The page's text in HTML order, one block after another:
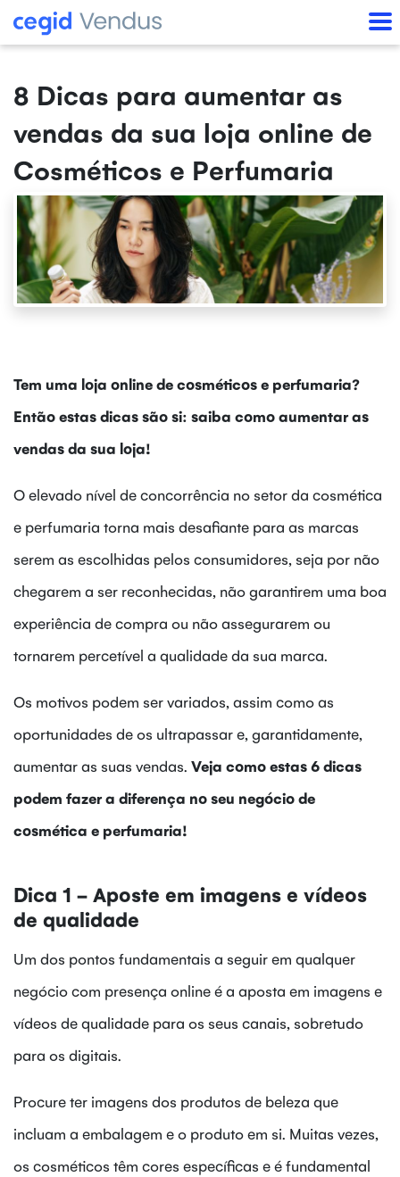
8 Dicas para aumentar as
vendas da sua loja online de
Cosméticos e Perfumaria
Tem uma loja online de cosméticos e perfumaria?
Então estas dicas são si: saiba como aumentar as
vendas da sua loja!
O elevado nível de concorrência no setor da cosmética
e perfumaria torna mais desafiante para as marcas
serem as escolhidas pelos consumidores, seja por não
chegarem a ser reconhecidas, não garantirem uma boa
experiência de compra ou não assegurarem ou
tornarem percetível a qualidade da sua marca.
Os motivos podem ser variados, assim como as
oportunidades de os ultrapassar e, garantidamente,
aumentar as suas vendas. Veja como estas 6 dicas
podem fazer a diferença no seu negócio de
cosmética e perfumaria!
Dica 1 - Aposte em imagens e vídeos
de qualidade
Um dos pontos fundamentais a seguir em qualquer
negócio com presença online é a aposta em imagens e
vídeos de qualidade para os seus canais, sobretudo
para os digitais.
Procure ter imagens dos produtos de beleza que
incluam a embalagem e o produto em si. Muitas vezes,
os cosméticos têm cores específicas e é fundamental